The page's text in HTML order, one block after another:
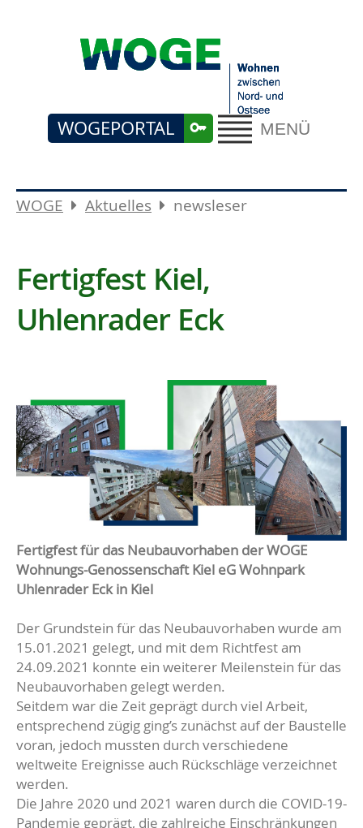
MENÜ
WOGEPORTAL
WOGE Aktuelles newsleser
Fertigfest Kiel,
Uhlenrader Eck
Fertigfest für das Neubauvorhaben der WOGE
Wohnungs-Genossenschaft Kiel eGWohnpark
Uhlenrader Eck in Kiel
Der Grundstein für das Neubauvorhaben wurde am
15.01.2021 gelegt, und mit dem Richtfest am
24.09.2021 konnte ein weiterer Meilenstein für das
Neubauvorhaben gelegt werden.
Seitdem war die Zeit geprägt durch viel Arbeit,
entsprechend zügig ging’s zunächst auf der Baustelle
voran, jedoch mussten durch verschiedene
weltweite Ereignisse auch Rückschläge verzeichnet
werden.
Die Jahre 2020 und 2021 waren durch die COVID-19-
Pandemie geprägt, die zahlreiche Einschränkungen